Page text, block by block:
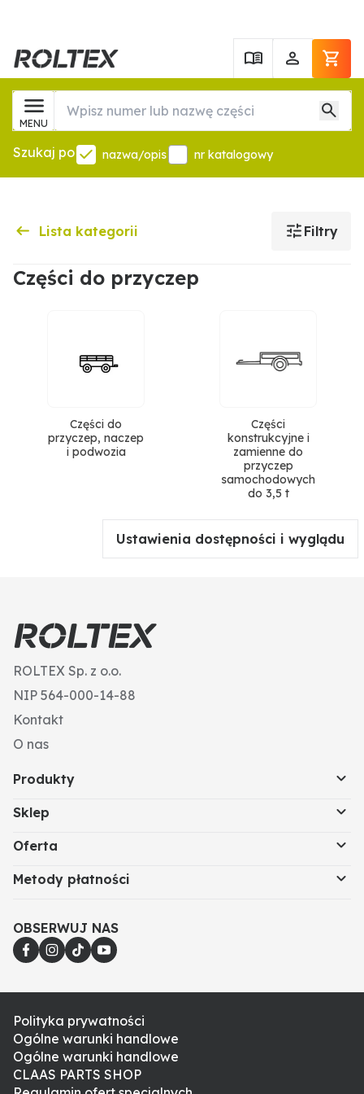
MENU
Szukaj po nazwa/opis nr katalogowy
Lista kategorii Filtry
Części do przyczep
Części do
przyczep, naczep
i podwozia
Części
konstrukcyjne i
zamienne do
przyczep
samochodowych
do 3,5 t
Ustawienia dostępności i wyglądu
ROLTEX Sp. z o.o.
NIP 564-000-14-88
Kontakt
O nas
Produkty
Sklep
Oferta
Metody płatności
OBSERWUJ NAS
Polityka prywatności
Ogólne warunki handlowe
Ogólne warunki handlowe
CLAAS PARTS SHOP